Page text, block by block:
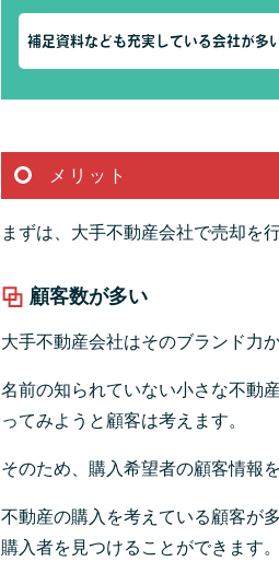
補足資料なども充実している会社が多
メリット
まずは、大手不動産会社で売却を
顧客数が多い
大手不動産会社はそのブランド力
名前の知られていない小さな不動
ってみようと顧客は考えます。
そのため、購入希望者の顧客情報
不動産の購入を考えている顧客が
購入者を見つけることができます。